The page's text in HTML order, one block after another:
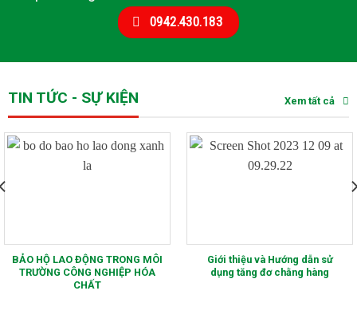
0942.430.183
TIN TỨC - SỰ KIỆN Xem tất cả
BẢO HỘ LAO ĐỘNG TRONG MÔI
TRƯỜNG CÔNG NGHIỆP HÓA
CHẤT
Giới thiệu và Hướng dẫn sử
dụng tăng đơ chằng hàng